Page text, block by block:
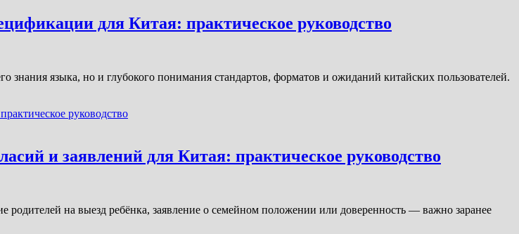
для Китая: практическое руководство
знания языка, но и глубокого понимания стандартов, форматов и ожиданий китайских пользователей.
и заявлений для Китая: практическое руководство
на выезд ребёнка, заявление о семейном положении или доверенность — важно заранее